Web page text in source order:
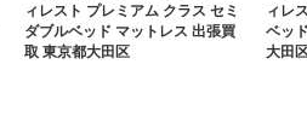
ィレスト プレミアム クラス セミ
ダブルベッド マットレス 出張買
取 東京都大田区
ィレ
ベッ
大田